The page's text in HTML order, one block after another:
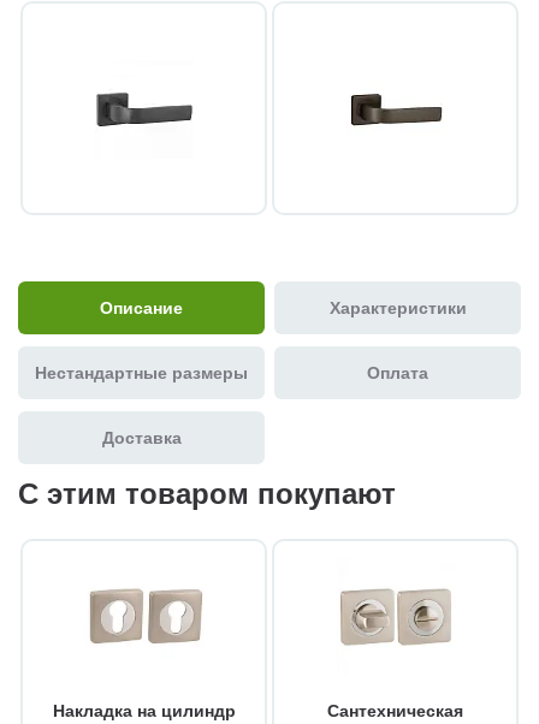
Описание Характеристики
Нестандартные размеры Оплата
Доставка
С этим товаром покупают
Накладка на цилиндр
Сантехническая